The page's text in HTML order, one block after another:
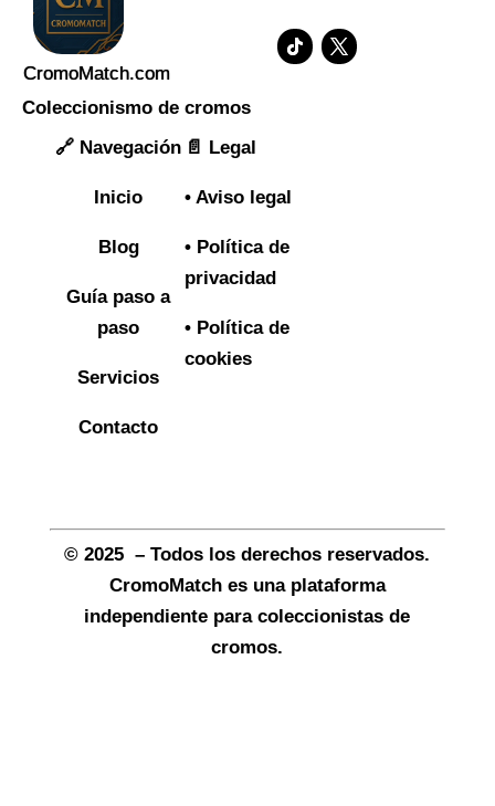
CromoMatch.com
Coleccionismo de cromos
🔗 Navegación
Inicio
Blog
Guía paso a
paso
Servicios
Contacto
📄 Legal
• Aviso legal
• Política de
privacidad
• Política de
cookies
© 2025 – Todos los derechos reservados.
CromoMatch es una plataforma
independiente para coleccionistas de
cromos.